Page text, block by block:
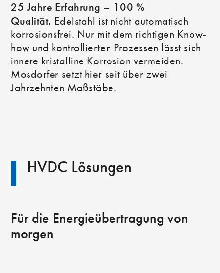
25 Jahre Erfahrung – 100 %
Qualität. Edelstahl ist nicht automatisch
korrosionsfrei. Nur mit dem richtigen Know-
how und kontrollierten Prozessen lässt sich
innere kristalline Korrosion vermeiden.
Mosdorfer setzt hier seit über zwei
Jahrzehnten Maßstäbe.
HVDC Lösungen
Für die Energieübertragung von
morgen